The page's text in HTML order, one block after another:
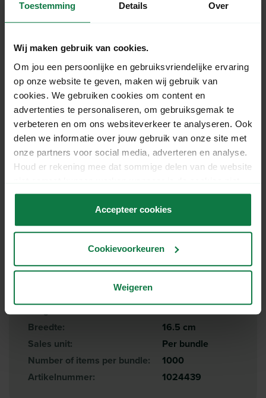
Toestemming Details Over
Wij maken gebruik van cookies.
Om jou een persoonlijke en gebruiksvriendelijke ervaring
op onze website te geven, maken wij gebruik van
cookies. We gebruiken cookies om content en
advertenties te personaliseren, om gebruiksgemak te
verbeteren en om ons websiteverkeer te analyseren. Ook
delen we informatie over jouw gebruik van onze site met
onze partners voor social media, adverteren en analyse.
Houd er rekening mee dat sommige delen van de website
accepteert.
Accepteer cookies
Cookievoorkeuren
Weigeren
Shipped the same business day
Free shipping from € 125,- excl. VAT
Productomschrijving
Stick a packing slip or customs form to the outside
of your shipment using this
packing list envelope. Thanks to the strong, heavy
duty, high clarity
labels and protective materials that you can use to
send your products quickly
Specificaties
Breedte:
Sales unit:
Number of items per bundle:
Artikelnummer:
16.5 cm
Per bundle
1000
1024439